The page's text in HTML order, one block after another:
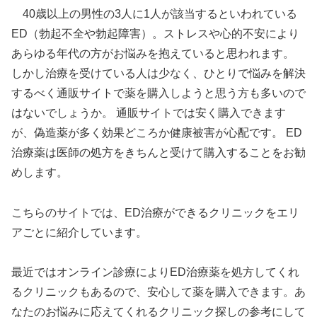
40歳以上の男性の3人に1人が該当するといわれている
ED（勃起不全や勃起障害）。ストレスや心的不安により
あらゆる年代の方がお悩みを抱えていると思われます。
しかし治療を受けている人は少なく、ひとりで悩みを解決
するべく通販サイトで薬を購入しようと思う方も多いので
はないでしょうか。 通販サイトでは安く購入できます
が、偽造薬が多く効果どころか健康被害が心配です。 ED
治療薬は医師の処方をきちんと受けて購入することをお勧
めします。
こちらのサイトでは、ED治療ができるクリニックをエリ
アごとに紹介しています。
最近ではオンライン診療によりED治療薬を処方してくれ
るクリニックもあるので、安心して薬を購入できます。あ
なたのお悩みに応えてくれるクリニック探しの参考にして